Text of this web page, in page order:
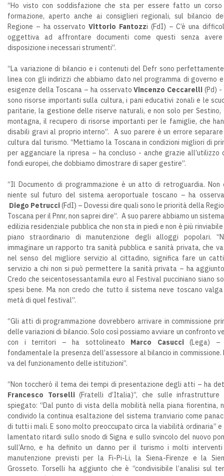
“Ho visto con soddisfazione che sta per essere fatto un
formazione, aperto anche ai consiglieri regionali, sul bilancio
Regione – ha osservatoVittorio Fantozzi (FdI) – C’è una
oggettiva ad affrontare documenti come questi senza
disposizione i necessari strumenti”.
“La variazione di bilancio e i contenuti del Defr sono
linea con gli indirizzi che abbiamo dato nel programma di governo
esigenze della Toscana – ha osservatoVincenzo Ceccarelli (Pd)
sono risorse importanti sulla cultura, i pani educativi zonali e le
paritarie, la gestione delle riserve naturali, e non solo per
montagna, il recupero di risorse importanti per le famiglie, che
disabili gravi al proprio interno”. A suo parere è un errore
cultura dal turismo. “Mettiamo la Toscana in condizioni migliori di
per agganciare la ripresa – ha concluso - anche grazie all’utilizzo
fondi europei, che dobbiamo dimostrare di saper gestire”.
“Il Documento di programmazione è un atto di retroguardia. Non
niente sul futuro del sistema aeroportuale toscano – ha
Diego Petrucci(FdI) – Dovessi dire quali sono le priorità della
Toscana per il Pnnr, non saprei dire”. A suo parere abbiamo un
edilizia residenziale pubblica che non sta in piedi e non è più rinviabile
piano straordinario di manutenzione degli alloggi popolari.
immaginare un rapporto tra sanità pubblica e sanità privata, che
nel senso del migliore servizio al cittadino, significa fare un
servizio a chi non si può permettere la sanità privata – ha
Credo che seicentosessantamila euro al Festival pucciniano siano
spesi bene. Ma non credo che tutto il sistema neve toscano
metà di quel festival”.
“Gli atti di programmazione dovrebbero arrivare in commissione
delle variazioni di bilancio. Solo così possiamo avviare un confronto
con i territori – ha sottolineato Marco Casucci(Lega) –
fondamentale la presenza dell’assessore al bilancio in commissione.
va del funzionamento delle istituzioni”.
“Non toccherò il tema dei tempi di presentazione degli atti – ha
Francesco Torselli(Fratelli d’Italia)”, che sulle infrastrutture
spiegato: “Dal punto di vista della mobilità nella piana fiorentina,
condivido la continua esaltazione del sistema tranviario come
di tutti i mali. E sono molto preoccupato circa la viabilità ordinaria” e
lamentato ritardi sullo snodo di Signa e sullo svincolo del nuovo
sull’Arno, e ha definito un danno per il turismo i molti
manutenzione previsti per la Fi-Pi-Li, la Siena-Firenze e la
Grosseto. Torselli ha aggiunto che è “condivisibile l’analisi sul